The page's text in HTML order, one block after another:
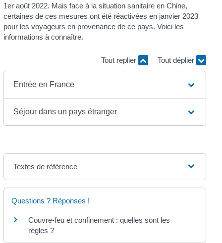
1er août 2022. Mais face à la situation sanitaire en Chine,
certaines de ces mesures ont été réactivées en janvier 2023
pour les voyageurs en provenance de ce pays. Voici les
informations à connaître.
Tout replier Tout déplier
Entrée en France
Séjour dans un pays étranger
Textes de référence
Questions ? Réponses !
Couvre-feu et confinement : quelles sont les
règles ?